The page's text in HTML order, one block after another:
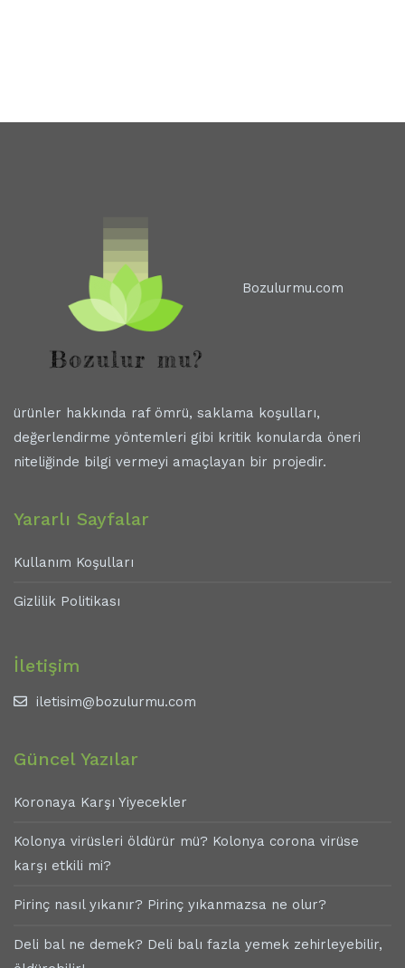
Bozulurmu.com
ürünler hakkında raf ömrü, saklama koşulları,
değerlendirme yöntemleri gibi kritik konularda öneri
niteliğinde bilgi vermeyi amaçlayan bir projedir.
Yararlı Sayfalar
Kullanım Koşulları
Gizlilik Politikası
İletişim
iletisim@bozulurmu.com
Güncel Yazılar
Koronaya Karşı Yiyecekler
Kolonya virüsleri öldürür mü? Kolonya corona virüse
karşı etkili mi?
Pirinç nasıl yıkanır? Pirinç yıkanmazsa ne olur?
Deli bal ne demek? Deli balı fazla yemek zehirleyebilir,